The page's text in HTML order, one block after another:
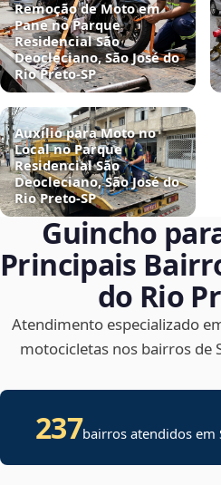
Remoção de Moto em
Pane no Parque
Residencial São
Deocleciano, São José do
Rio Preto‑SP
Auxílio para Moto no
Local no Parque
Residencial São
Deocleciano, São José do
Rio Preto‑SP
Guincho
Principais
do Rio
Atendimento especializado
motocicletas nos bairros de
237bairros atendidos em